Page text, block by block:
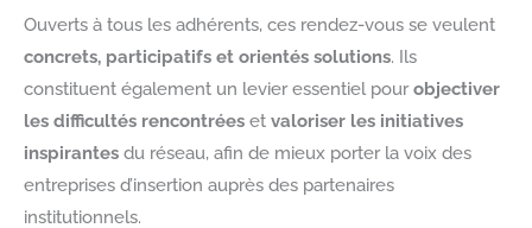
Ouverts à tous les adhérents, ces rendez-vous se veulent
concrets, participatifs et orientés solutions. Ils
constituent également un levier essentiel pourobjectiver
les difficultés rencontrées et valoriser les initiatives
inspirantes du réseau, afin de mieux porter la voix des
entreprises d’insertion auprès des partenaires
institutionnels.